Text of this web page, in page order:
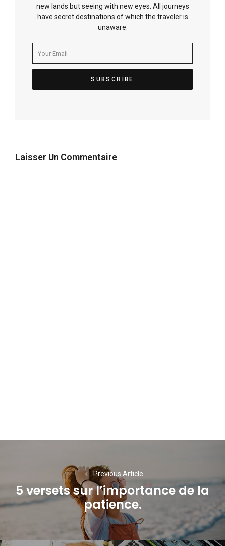
new lands but seeing with new eyes. All journeys
have secret destinations of which the traveler is
unaware.
Laisser Un Commentaire
l’article
Previous Article
Previous
post:
5 versets sur l’importance de la
patience.